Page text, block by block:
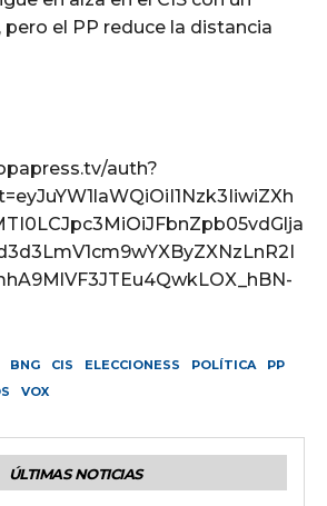
pero el PP reduce la distancia
auth?
BNG CIS ELECCIONESS POLÍTICA
PP
VOX
ÚLTIMAS NOTICIAS